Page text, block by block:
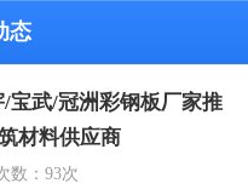
态
宝武/冠洲彩钢板厂家推
材料供应商
数： 93次